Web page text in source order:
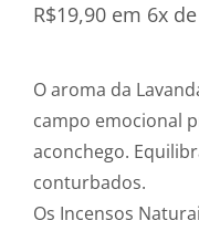
R$19,90 em 6x de
O aroma da
campo emocional
aconchego.
conturbados.
Os Incensos